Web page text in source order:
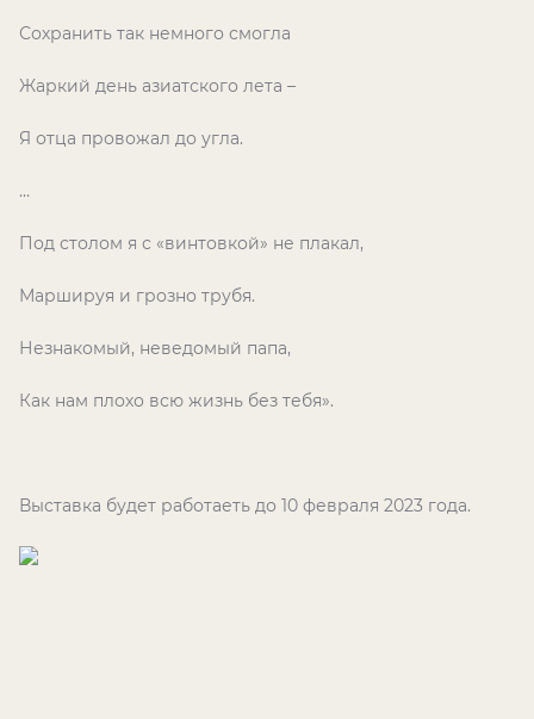
Сохранить так немного смогла
Жаркий день азиатского лета –
Я отца провожал до угла.
…
Под столом я с «винтовкой» не плакал,
Маршируя и грозно трубя.
Незнакомый, неведомый папа,
Как нам плохо всю жизнь без тебя».
Выставка будет работаеть до 10 февраля 2023 года.